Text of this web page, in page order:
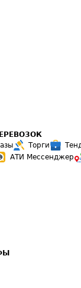
Торги
АТИ Мессенджер